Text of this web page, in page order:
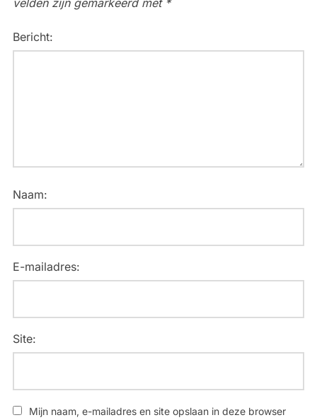
velden zijn gemarkeerd met *
Bericht:
Naam:
E-mailadres:
Site:
Mijn naam, e-mailadres en site opslaan in deze browser